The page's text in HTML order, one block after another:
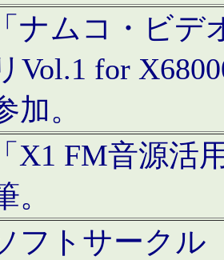
ナムコ・ビデ
Vol.1 for
加。
X1 FM音源活
。
フトサークル